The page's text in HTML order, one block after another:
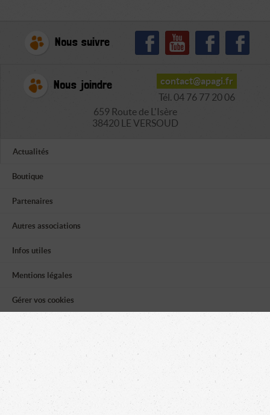
Nous suivre
Nous joindre
contact@apagi.fr
Tél. 04 76 77 20 06
659 Route de L'Isère
38420 LE VERSOUD
Actualités
Boutique
Partenaires
Autres associations
Infos utiles
Mentions légales
Gérer vos cookies